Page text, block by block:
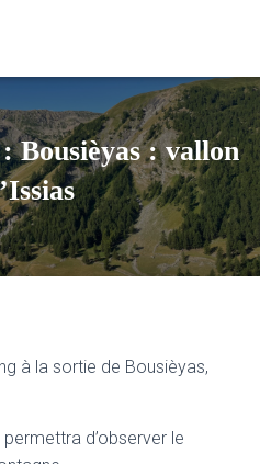
Bousièyas : vallon
à la sortie de Bousièyas,
d’observer le